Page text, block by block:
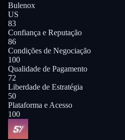
Bulenox
US
83
Confiança e Reputação
86
Condições de Negociação
100
Qualidade de Pagamento
72
Liberdade de Estratégia
50
Plataforma e Acesso
100